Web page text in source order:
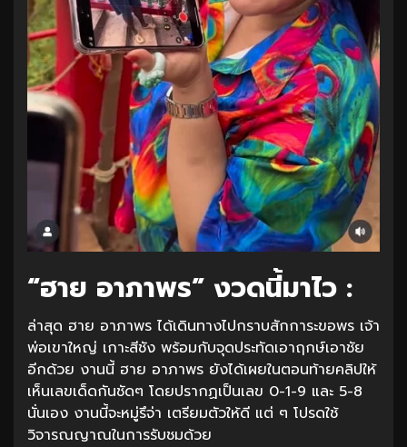
“ฮาย อาภาพร” งวดนี้มาไว :
ล่าสุด ฮาย อาภาพร ได้เดินทางไปกราบสักการะขอพร เจ้า
พ่อเขาใหญ่ เกาะสีชัง พร้อมกับจุดประทัดเอาฤกษ์เอาชัย
อีกด้วย งานนี้ ฮาย อาภาพร ยังได้เผยในตอนท้ายคลิปให้
เห็นเลขเด็ดกันชัดๆ โดยปรากฏเป็นเลข 0-1-9 และ 5-8
นั่นเอง งานนี้จะหมู่รึจ่า เตรียมตัวให้ดี แต่ ๆ โปรดใช้
วิจารณญาณในการรับชมด้วย